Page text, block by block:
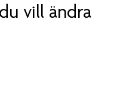
vill ändra